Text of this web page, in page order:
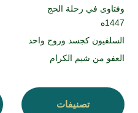
وفتاوى في رحلة الحج
1447ه
السلفيون كجسد وروح واحد
العفو من شيم الكرام
تصنيفات